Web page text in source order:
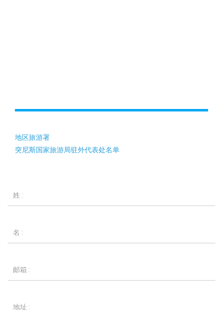
地区旅游署
突尼斯国家旅游局驻外代表处名单